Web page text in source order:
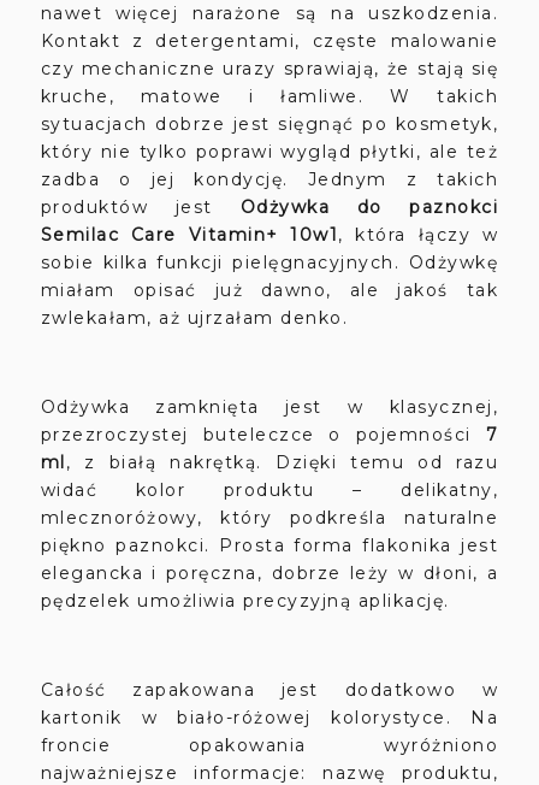
nawet więcej narażone są na uszkodzenia.
Kontakt z detergentami, częste malowanie
czy mechaniczne urazy sprawiają, że stają się
kruche, matowe i łamliwe. W takich
sytuacjach dobrze jest sięgnąć po kosmetyk,
który nie tylko poprawi wygląd płytki, ale też
zadba o jej kondycję. Jednym z takich
produktów jest Odżywka do paznokci
Semilac Care Vitamin+ 10w1, która łączy w
sobie kilka funkcji pielęgnacyjnych. Odżywkę
miałam opisać już dawno, ale jakoś tak
zwlekałam, aż ujrzałam denko.
Odżywka zamknięta jest w klasycznej,
przezroczystej buteleczce o pojemności 7
ml, z białą nakrętką. Dzięki temu od razu
widać kolor produktu – delikatny,
mlecznoróżowy, który podkreśla naturalne
piękno paznokci. Prosta forma flakonika jest
elegancka i poręczna, dobrze leży w dłoni, a
pędzelek umożliwia precyzyjną aplikację.
Całość zapakowana jest dodatkowo w
kartonik w biało-różowej kolorystyce. Na
froncie opakowania wyróżniono
najważniejsze informacje: nazwę produktu,